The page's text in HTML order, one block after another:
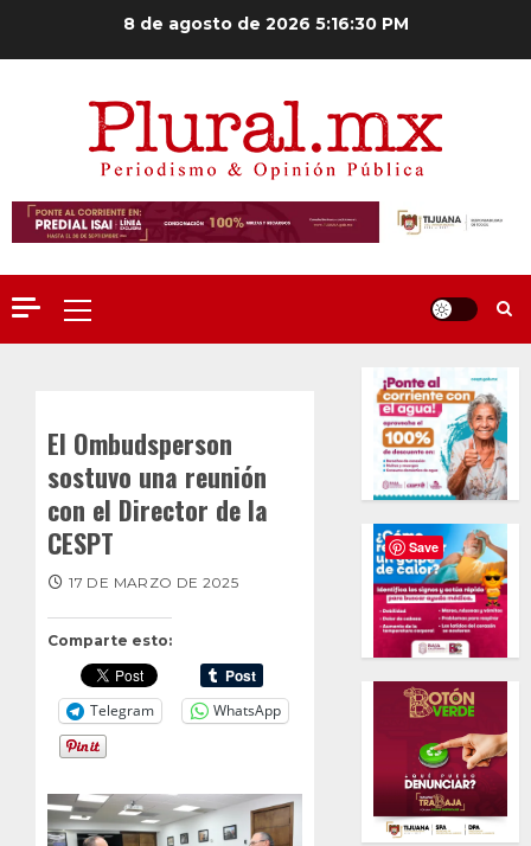
8 de agosto de 20265:16:31 PM
Menú
principal
El Ombudsperson
sostuvo una reunión
con el Director de la
CESPT
Comparte esto:
Telegram WhatsApp
17 DE MARZO DE 2025
Save